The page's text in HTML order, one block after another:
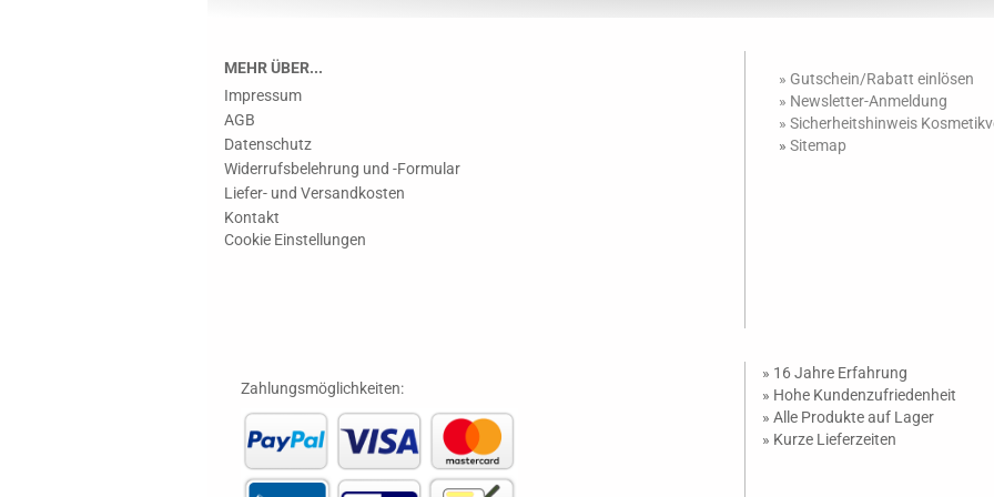
MEHR ÜBER...
Impressum
AGB
Datenschutz
Widerrufsbelehrung und -Formular
Liefer- und Versandkosten
Kontakt
Cookie Einstellungen
» Gutschein/Rabatt einlösen
» Newsletter-Anmeldung
» Sicherheitshinweis
» Sitemap
Zahlungsmöglichkeiten:
» 16 Jahre Erfahrung
» Hohe Kundenzufriedenheit
» Alle Produkte auf Lager
» Kurze Lieferzeiten